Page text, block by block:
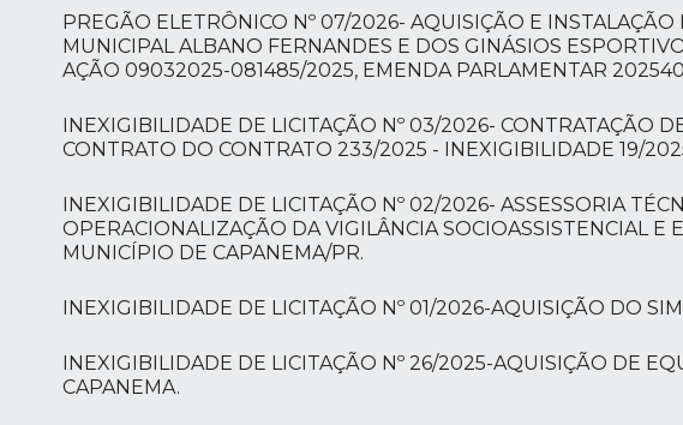
PREGÃO ELETRÔNICO Nº 07/2026- AQUISIÇÃO E
MUNICIPAL ALBANO FERNANDES E DOS GINÁSIOS
AÇÃO 09032025-081485/2025, EMENDA PARLAMENTAR
INEXIGIBILIDADE DE LICITAÇÃO Nº 03/2026- CONTRATAÇÃO
CONTRATO DO CONTRATO 233/2025 - INEXIGIBILIDADE 19/
INEXIGIBILIDADE DE LICITAÇÃO Nº 02/2026- ASSESSORIA
OPERACIONALIZAÇÃO DA VIGILÂNCIA SOCIOASSISTENCIAL
MUNICÍPIO DE CAPANEMA/PR.
INEXIGIBILIDADE DE LICITAÇÃO Nº 01/2026-AQUISIÇÃO DO
INEXIGIBILIDADE DE LICITAÇÃO Nº 26/2025-AQUISIÇÃO DE
CAPANEMA.